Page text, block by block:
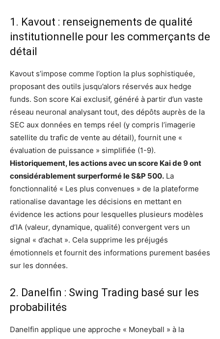
1. Kavout : renseignements de qualité
institutionnelle pour les commerçants de
détail
Kavout s’impose comme l’option la plus sophistiquée,
proposant des outils jusqu’alors réservés aux hedge
funds. Son score Kai exclusif, généré à partir d’un vaste
réseau neuronal analysant tout, des dépôts auprès de la
SEC aux données en temps réel (y compris l’imagerie
satellite du trafic de vente au détail), fournit une «
évaluation de puissance » simplifiée (1-9).
Historiquement, les actions avec un score Kai de 9 ont
considérablement surperformé le S&P 500. La
fonctionnalité « Les plus convenues » de la plateforme
rationalise davantage les décisions en mettant en
évidence les actions pour lesquelles plusieurs modèles
d’IA (valeur, dynamique, qualité) convergent vers un
signal « d’achat ». Cela supprime les préjugés
émotionnels et fournit des informations purement basées
sur les données.
2. Danelfin : Swing Trading basé sur les
probabilités
Danelfin applique une approche « Moneyball » à la